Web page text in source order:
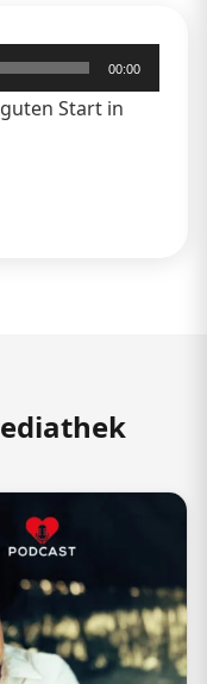
00:00
Start in